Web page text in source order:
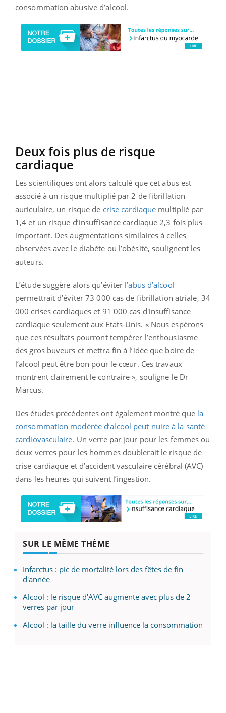
consommation abusive d’alcool.
Deux fois plus de risque
cardiaque
Les scientifiques ont alors calculé que cet abus est
associé à un risque multiplié par 2 de fibrillation
auriculaire, un risque de crise cardiaque multiplié par
1,4 et un risque d’insuffisance cardiaque 2,3 fois plus
important. Des augmentations similaires à celles
observées avec le diabète ou l’obésité, soulignent les
auteurs.
L’étude suggère alors qu’éviter l’abus d’alcool
permettrait d’éviter 73 000 cas de fibrillation atriale, 34
000 crises cardiaques et 91 000 cas d'insuffisance
cardiaque seulement aux Etats-Unis. « Nous espérons
que ces résultats pourront tempérer l’enthousiasme
des gros buveurs et mettra fin à l’idée que boire de
l’alcool peut être bon pour le cœur. Ces travaux
montrent clairement le contraire », souligne le Dr
Marcus.
Des études précédentes ont également montré que la
consommation modérée d’alcool peut nuire à la santé
cardiovasculaire. Un verre par jour pour les femmes ou
deux verres pour les hommes doublerait le risque de
crise cardiaque et d’accident vasculaire cérébral (AVC)
dans les heures qui suivent l’ingestion.
SUR LE MÊME THÈME
Infarctus : pic de mortalité lors des fêtes de fin
d'année
Alcool : le risque d'AVC augmente avec plus de 2
verres par jour
Alcool : la taille du verre influence la consommation